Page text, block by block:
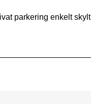
parkering enkelt skylt